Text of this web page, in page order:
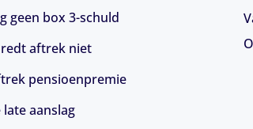
geen box 3-schuld
aftrek niet
pensioenpremie
aanslag